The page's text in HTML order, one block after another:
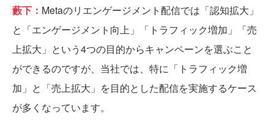
藪下： Metaのリエンゲージメント配信では「認知拡大」
と「エンゲージメント向上」「トラフィック増加」「売
上拡大」という4つの目的からキャンペーンを選ぶこと
ができるのですが、当社では、特に「トラフィック増
加」と「売上拡大」を目的とした配信を実施するケース
が多くなっています。